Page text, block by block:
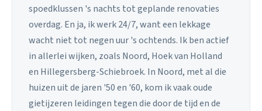
spoedklussen 's nachts tot geplande renovaties
overdag. En ja, ik werk 24/7, want een lekkage
wacht niet tot negen uur 's ochtends. Ik ben actief
in allerlei wijken, zoals Noord, Hoek van Holland
en Hillegersberg-Schiebroek. In Noord, met al die
huizen uit de jaren '50 en '60, kom ik vaak oude
gietijzeren leidingen tegen die door de tijd en de